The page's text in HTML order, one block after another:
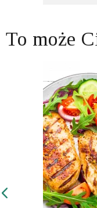
To może